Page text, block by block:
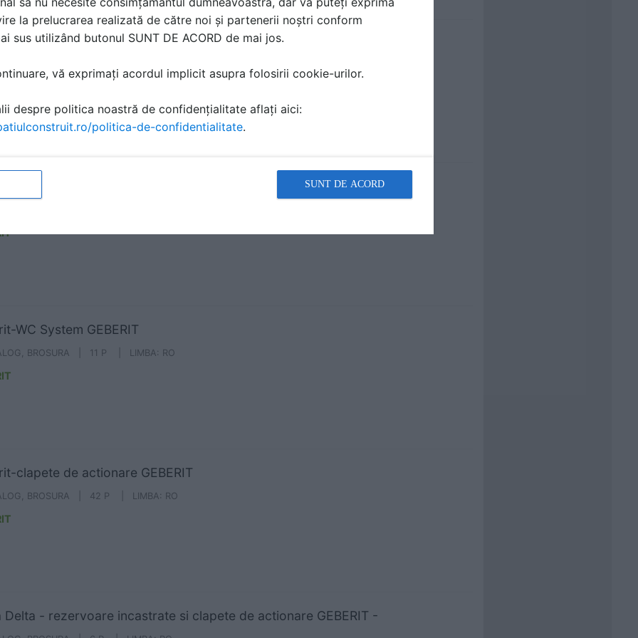
de instalare Geberit GEBERIT - Duofix
BROSURA | 5 P | LIMBA: RO
WC Geberit GEBERIT - DuoFresh
WC System GEBERIT
BROSURA | 11 P | LIMBA: RO
clapete de actionare GEBERIT
BROSURA | 42 P | LIMBA: RO
Delta - rezervoare incastrate si clapete de actionare GEBERIT -
la prelucrarea realizată de către noi și partenerii noștri conform
sus utilizând butonul SUNT DE ACORD de mai jos.
vă exprimați acordul implicit asupra folosirii cookie-urilor.
despre politica noastră de confidențialitate aflați aici:
politica-de-confidentialitate.
SUNT DE ACORD